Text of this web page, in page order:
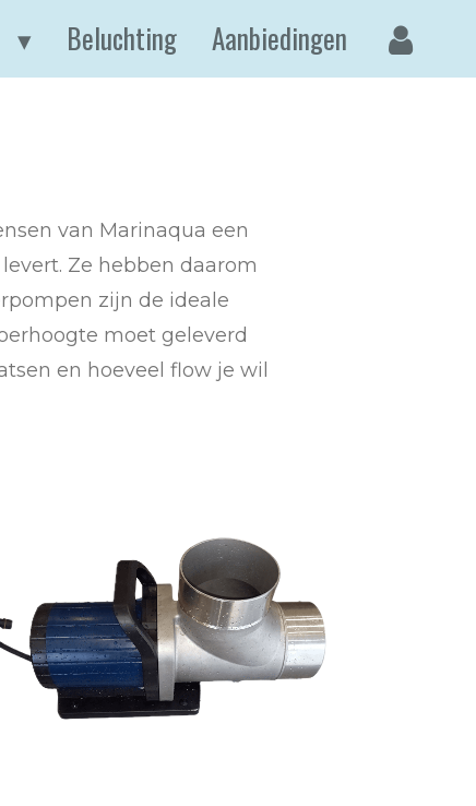
Beluchting Aanbiedingen
van Marinaqua een
Ze hebben daarom
zijn de ideale
moet geleverd
en hoeveel flow je wil